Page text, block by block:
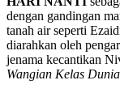
dengan gandingan
tanah air seperti
diarahkan oleh
jenama kecantikan
Wangian Kelas Dunia